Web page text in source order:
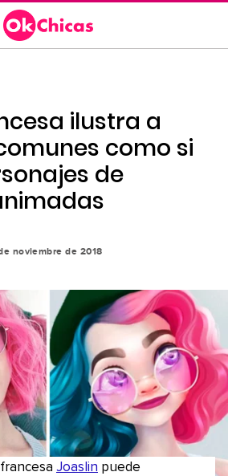
ilustra a
como si
de
noviembre de 2018
Joaslin puede